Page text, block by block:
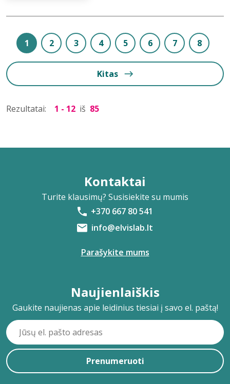
1 2 3 4 5 6 7 8
Kitas
Rezultatai: 1 - 12 iš 85
Kontaktai
Turite klausimų? Susisiekite su mumis
+370 667 80 541
info@elvislab.lt
Parašykite mums
Naujienlaiškis
Gaukite naujienas apie leidinius tiesiai į savo el. paštą!
Prenumeruoti